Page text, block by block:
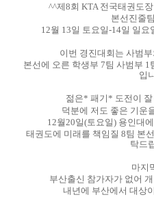
^^제8회 KTA 전국태권도
본선진줄
12월 13일 토요일-14일 일요
이번 경진대회는 사범
본선에 오른 학생부 7팀 사범부 1
입
젊은* 패기* 도전이
덕분에 저도 좋은 기운
12월20일(토요일) 용인대
태권도에 미래를 책임질 8팀 본
탁드
마지
부산출신 참가자가 없어
내년에 부산에서 대상